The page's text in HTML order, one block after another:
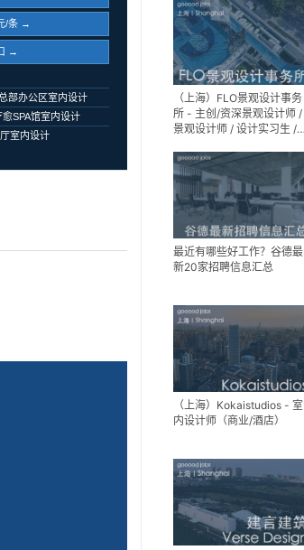
/条 →
→
部办公区室内设计
SPA馆室内设计
室内设计
（上海）FLO景观设计事务
所 - 主创/资深景观设计师 /
景观设计师 / 设计实习生 /
设计师
最近有哪些好工作？谷德最
新20家招聘信息汇总
（上海）Kokaistudios - 室
内设计师（商业/酒店）